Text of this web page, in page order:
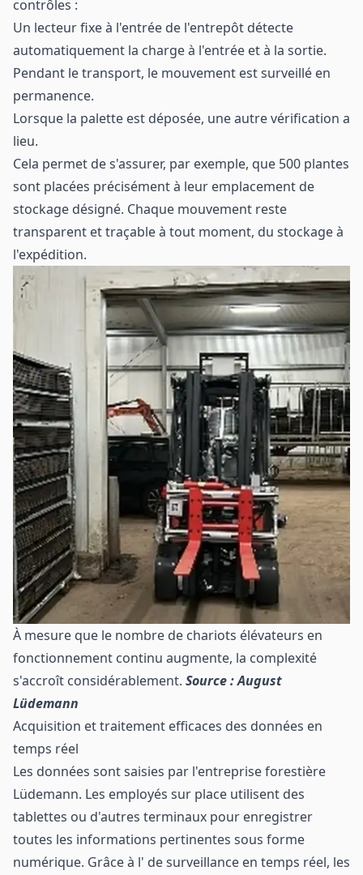
contrôles :
Un lecteur fixe à l'entrée de l'entrepôt détecte
automatiquement la charge à l'entrée et à la sortie.
Pendant le transport, le mouvement est surveillé en
permanence.
Lorsque la palette est déposée, une autre vérification a
lieu.
Cela permet de s'assurer, par exemple, que 500 plantes
sont placées précisément à leur emplacement de
stockage désigné. Chaque mouvement reste
transparent et traçable à tout moment, du stockage à
l'expédition.
À mesure que le nombre de chariots élévateurs en
fonctionnement continu augmente, la complexité
s'accroît considérablement. Source : August
Lüdemann
Acquisition et traitement efficaces des données en
temps réel
Les données sont saisies par l'entreprise forestière
Lüdemann. Les employés sur place utilisent des
tablettes ou d'autres terminaux pour enregistrer
toutes les informations pertinentes sous forme
numérique. Grâce à l' de surveillance en temps réel, les